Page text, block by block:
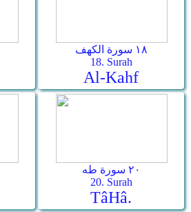
١٨ سورة الكهف
18. Surah
Al-Kahf
٢٠ سورة طه
20. Surah
Tâ­Hâ.